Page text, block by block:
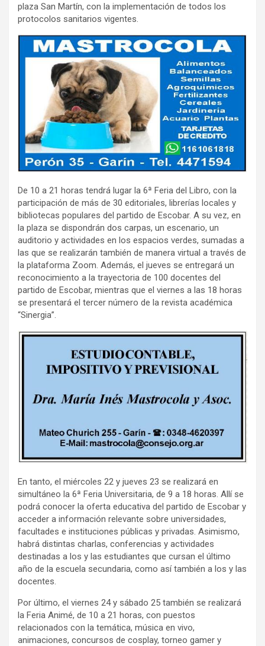
plaza San Martín, con la implementación de todos los
protocolos sanitarios vigentes.
De 10 a 21 horas tendrá lugar la 6ª Feria del Libro, con la
participación de más de 30 editoriales, librerías locales y
bibliotecas populares del partido de Escobar. A su vez, en
la plaza se dispondrán dos carpas, un escenario, un
auditorio y actividades en los espacios verdes, sumadas a
las que se realizarán también de manera virtual a través de
la plataforma Zoom. Además, el jueves se entregará un
reconocimiento a la trayectoria de 100 docentes del
partido de Escobar, mientras que el viernes a las 18 horas
se presentará el tercer número de la revista académica
“Sinergia”.
En tanto, el miércoles 22 y jueves 23 se realizará en
simultáneo la 6ª Feria Universitaria, de 9 a 18 horas. Allí se
podrá conocer la oferta educativa del partido de Escobar y
acceder a información relevante sobre universidades,
facultades e instituciones públicas y privadas. Asimismo,
habrá distintas charlas, conferencias y actividades
destinadas a los y las estudiantes que cursan el último
año de la escuela secundaria, como así también a los y las
docentes.
Por último, el viernes 24 y sábado 25 también se realizará
la Feria Animé, de 10 a 21 horas, con puestos
relacionados con la temática, música en vivo,
animaciones, concursos de cosplay, torneo gamer y